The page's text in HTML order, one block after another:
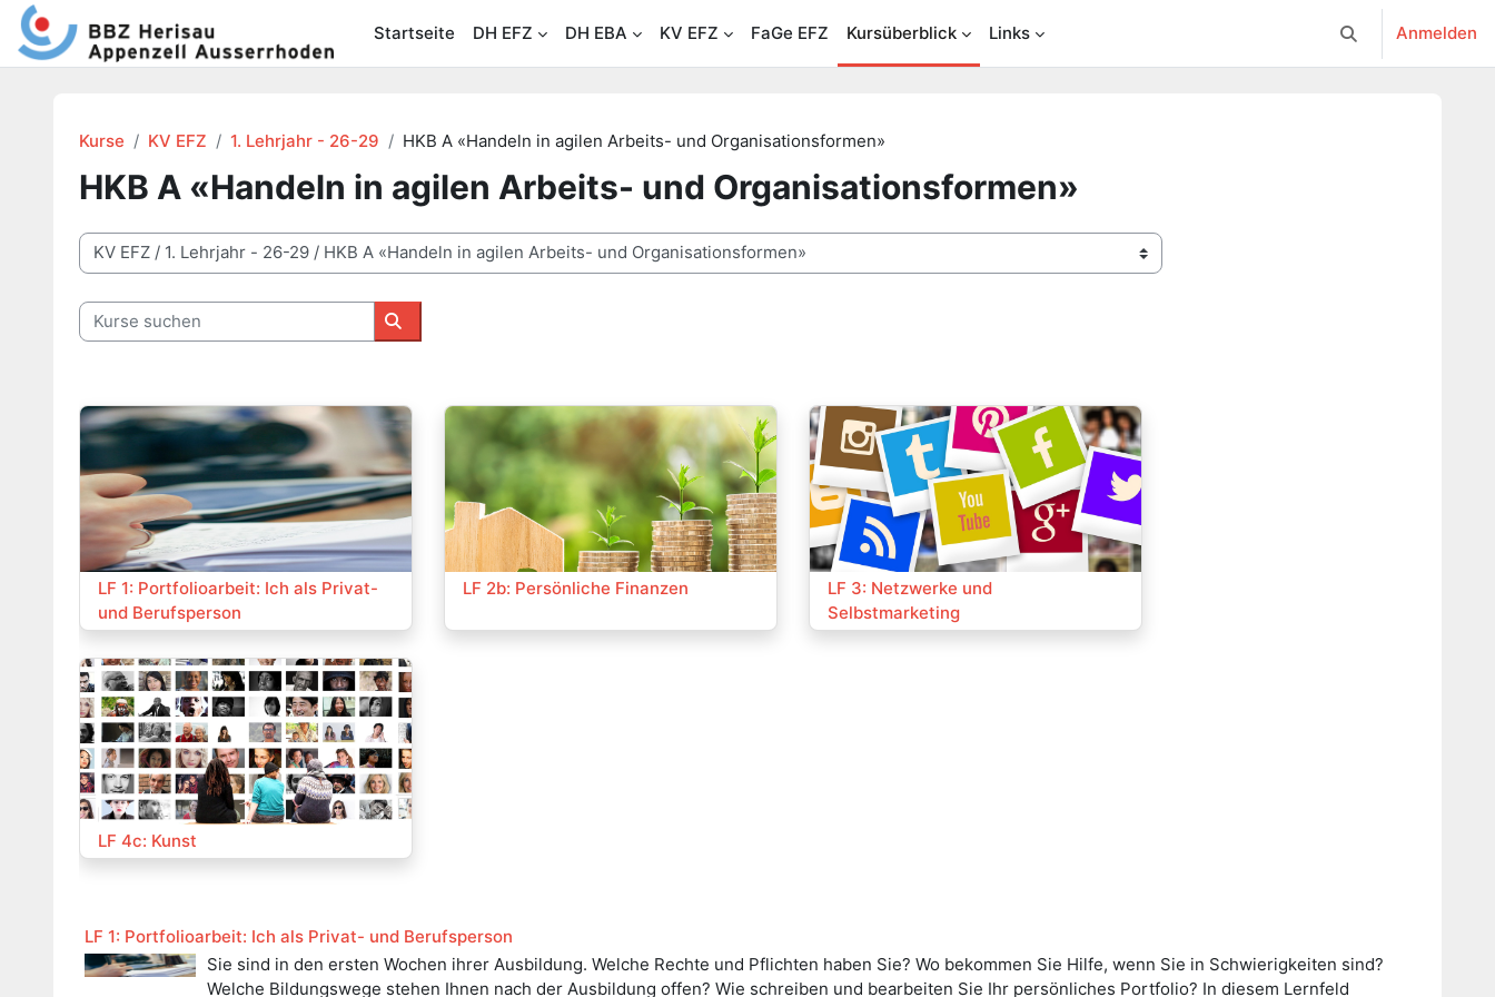
Zum Hauptinhalt
Startseite
DH EFZ DH EBA KV EFZ FaGe EFZ Kursüberblick Links Sucheingabe
Anmelden
Kurse KV EFZ 1. Lehrjahr - 26-29 HKB A «Handeln in agilen Arbeits- und Organisationsformen»
HKB A «Handeln in agilen Arbeits- und Organisationsformen»
Kursbereiche
Kurse suchen
Kurse suchen
Kurs:
LF 1: Portfolioarbeit: Ich als Privat-
und Berufsperson
Kurs:
LF 2b: Persönliche Finanzen Kurs:
LF 3: Netzwerke und
Selbstmarketing
Kurs:
LF 4c: Kunst
LF 1: Portfolioarbeit: Ich als Privat- und Berufsperson
Sie sind in den ersten Wochen ihrer Ausbildung. Welche Rechte und Pflichten haben Sie? Wo bekommen Sie Hilfe, wenn Sie in Schwierigkeiten sind?
Welche Bildungswege stehen Ihnen nach der Ausbildung offen? Wie schreiben und bearbeiten Sie Ihr persönliches Portfolio? In diesem Lernfeld